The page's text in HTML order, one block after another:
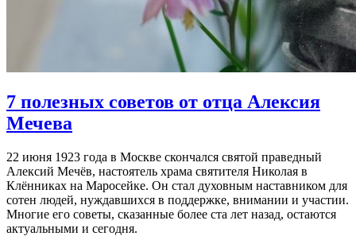
7 полезных советов от отца Алексия
Мечева
22 июня 1923 года в Москве скончался святой праведный
Алексий Мечёв, настоятель храма святителя Николая в
Клённиках на Маросейке. Он стал духовным наставником для
сотен людей, нуждавшихся в поддержке, внимании и участии.
Многие его советы, сказанные более ста лет назад, остаются
актуальными и сегодня.